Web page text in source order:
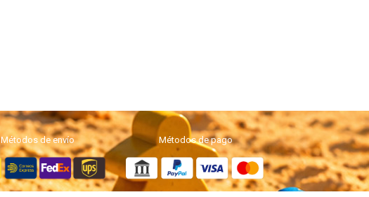
Métodos de envío Métodos de pago